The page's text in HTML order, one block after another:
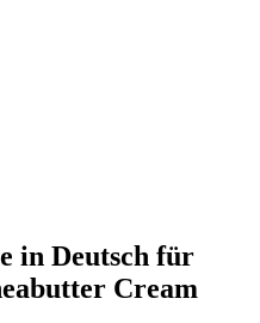
in Deutsch für
Cream